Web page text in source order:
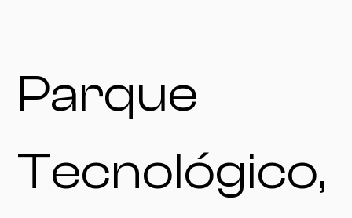
Parque
Tecnológico,